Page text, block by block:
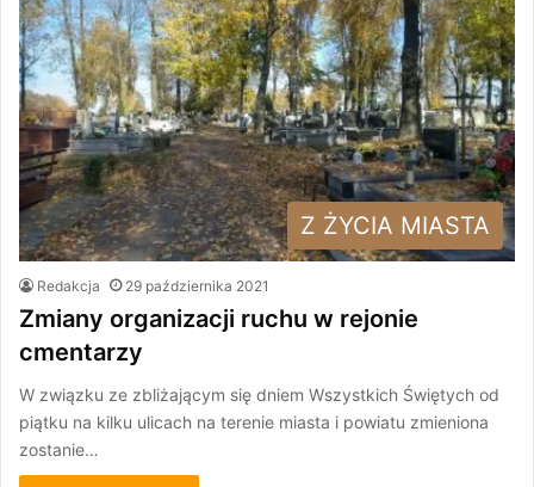
Z ŻYCIA MIASTA
Redakcja 29 października 2021
Zmiany organizacji ruchu w rejonie
cmentarzy
W związku ze zbliżającym się dniem Wszystkich Świętych od
piątku na kilku ulicach na terenie miasta i powiatu zmieniona
zostanie…